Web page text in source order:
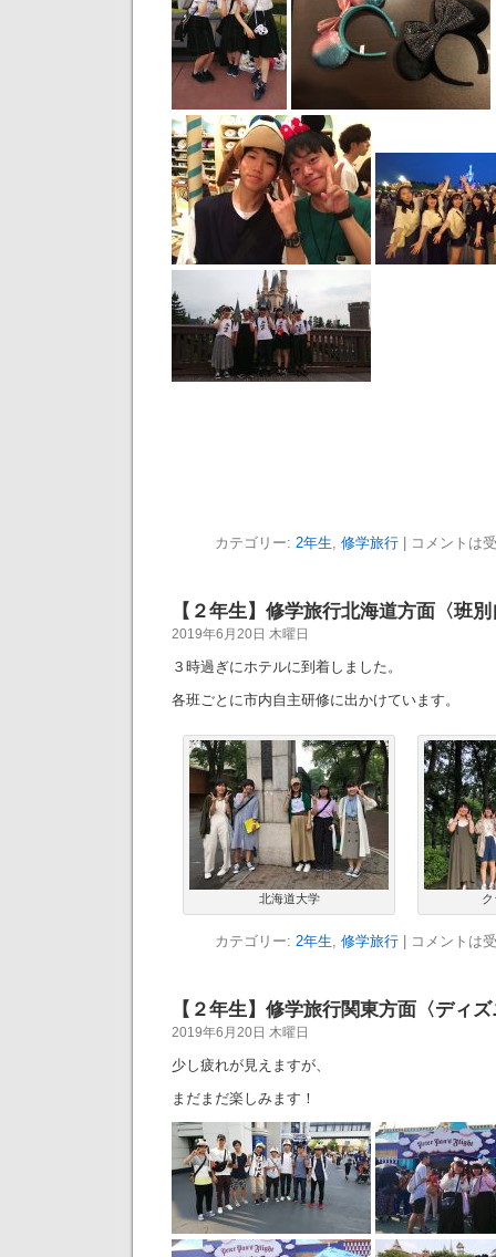
カテゴリー: 2年生, 修学旅行 コメントは
【２年生】修学旅行北海道方面〈班
2019年6月20日 木曜日
３時過ぎにホテルに到着しました。
各班ごとに市内自主研修に出かけています。
北海道大学
カテゴリー: 2年生, 修学旅行 コメントは
【２年生】修学旅行関東方面〈ディ
2019年6月20日 木曜日
少し疲れが見えますが、
まだまだ楽しみます！